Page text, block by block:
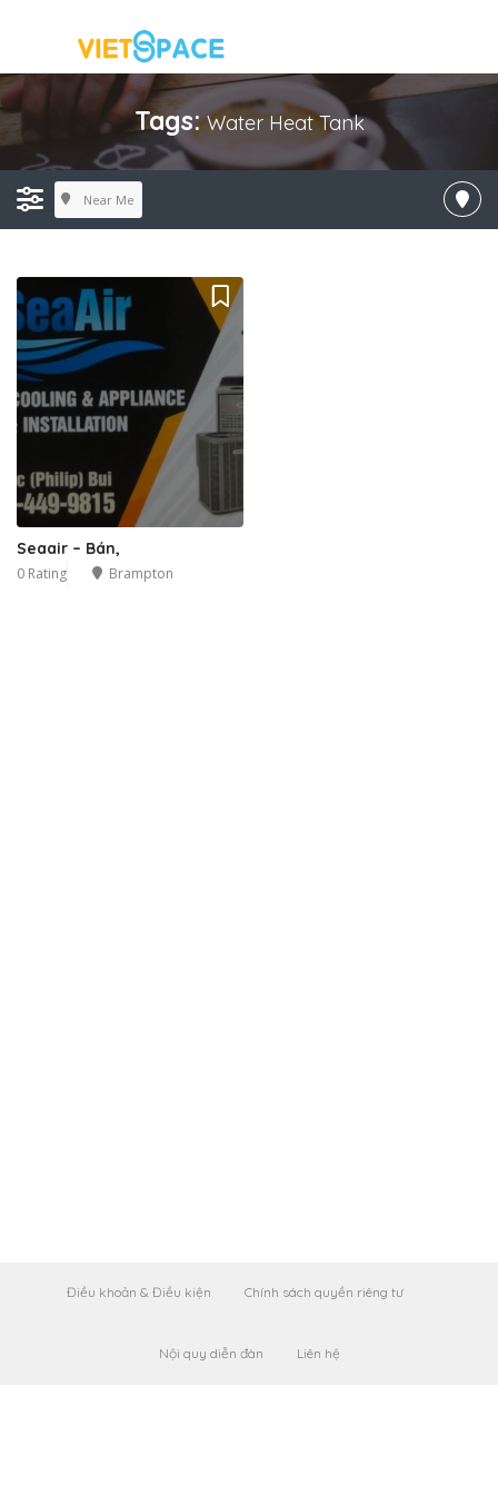
Tags:Water Heat Tank
Near Me
Seaair – Bán,
0 Rating Brampton
Điều khoản & Điều kiện Chính sách quyền riêng tư
Nội quy diễn đàn Liên hệ